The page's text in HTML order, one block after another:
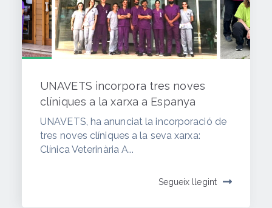
UNAVETS incorpora tres noves
clíniques a la xarxa a Espanya
UNAVETS, ha anunciat la incorporació de
tres noves clíniques a la seva xarxa:
Clínica Veterinària A...
Segueix llegint